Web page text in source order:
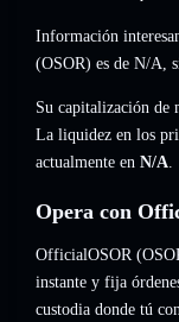
Información
(OSOR) es de N/A,
Su capitalización de
La liquidez en los
actualmente en N/A.
Opera con
OfficialOSOR
instante y fija
custodia donde tú